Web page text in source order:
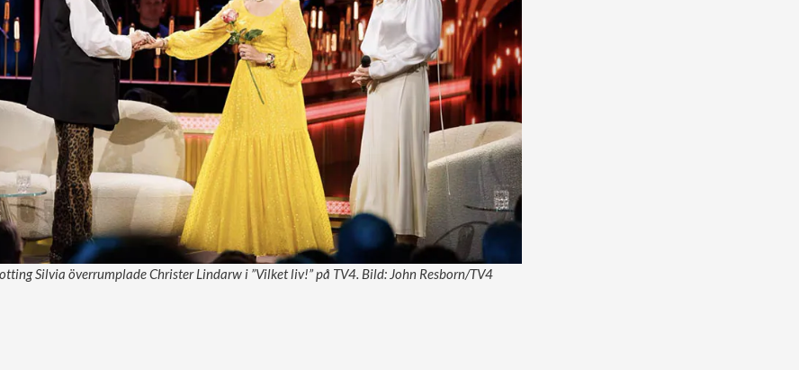
Silvia överrumplade Christer Lindarw i ”Vilket liv!” på TV4. Bild: John Resborn/TV4